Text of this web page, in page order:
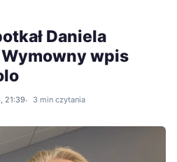
Daniela
wpis
21:39
3 min czytania